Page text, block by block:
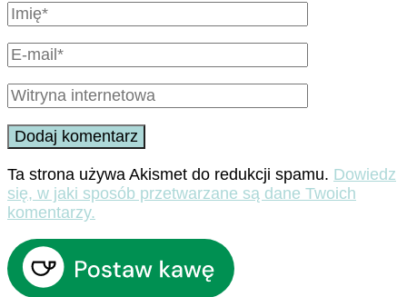
Ta strona używa Akismet do redukcji spamu. Dowiedz
się, w jaki sposób przetwarzane są dane Twoich
komentarzy.